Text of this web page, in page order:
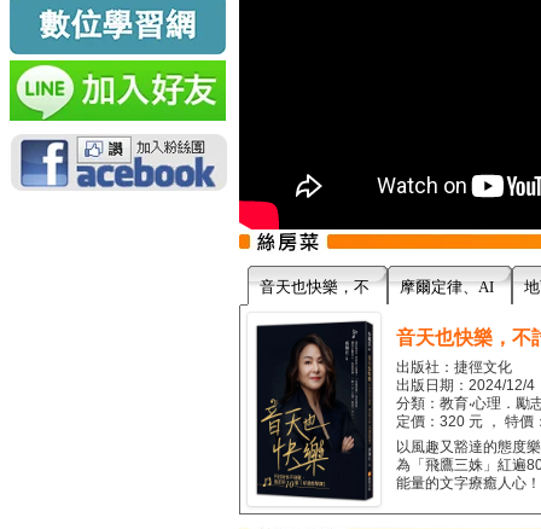
音天也快樂，不 摩爾定律、AI
音天也快樂，不
出版社：捷徑文化
出版日期：2024/12/4
分類：教育‧心理．勵
定價：320 元 ， 特價
以風趣又豁達的態度
為「飛鷹三姝」紅遍
能量的文字療癒人心